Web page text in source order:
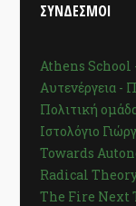
ΣΥΝΔΕΣΜΟΙ
Athens School
Αυτενέργεια -
Πολιτική
Ιστολόγιο
Towards
Radical
The Fire Next